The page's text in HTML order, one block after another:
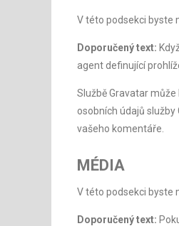
V této podsekci byste
Doporučený text:
agent definující
Službě Gravatar
osobních údajů
vašeho komentáře.
MÉDIA
V této podsekci byste
Doporučený text: